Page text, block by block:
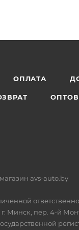
ОПЛАТА
avs-auto.by
Минск, пер. 4-й